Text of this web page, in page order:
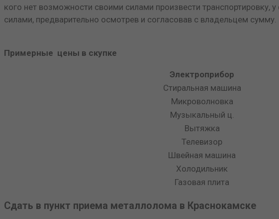
кого нет возможности своими силами произвести транспортировку,
силами, предварительно осмотрев и согласовав с владельцем сумму.
Примерные цены в скупке
Электроприбор
Стиральная машина
Микроволновка
Музыкальный ц.
Вытяжка
Телевизор
Швейная машина
Холодильник
Газовая плита
Сдать в пункт приема металлолома в Краснокамске